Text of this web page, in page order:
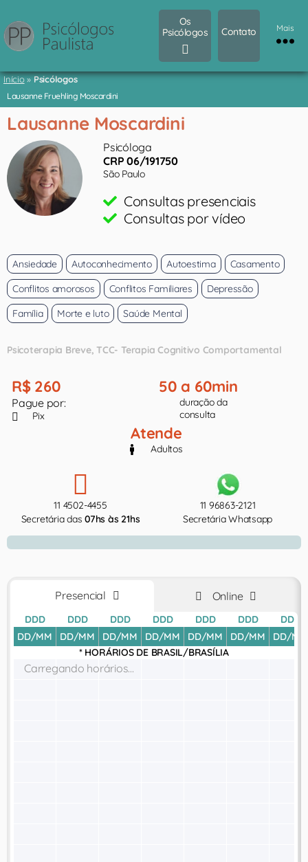
Os
Psicólogos
Contato Mais
Início»Psicólogos
Lausanne Fruehling Moscardini
Lausanne Moscardini
Psicóloga
CRP 06/191750
São Paulo
Consultas presenciais
Consultas por vídeo
Ansiedade Autoconhecimento Autoestima
Casamento
Conflitos amorosos
Conflitos Familiares
Depressão
Família
Morte e luto Saúde Mental
Psicoterapia Breve TCC- Terapia Cognitivo Comportamental
R$ 260
Pague por:
Pix
50 a 60min
duração da
consulta
Atende
Adultos
11 4502-4455
Secretária das07hs às 21hs
11 96863-2121
Secretária Whatsapp
Presencial Online
DDD
DD/MM
DDD
DD/MM
DDD
DD/MM
DDD
DD/MM
DDD
DD/MM
DDD
DD/MM
DDD
DD/MM
* HORÁRIOS DE BRASIL/BRASÍLIA
Carregando horários...